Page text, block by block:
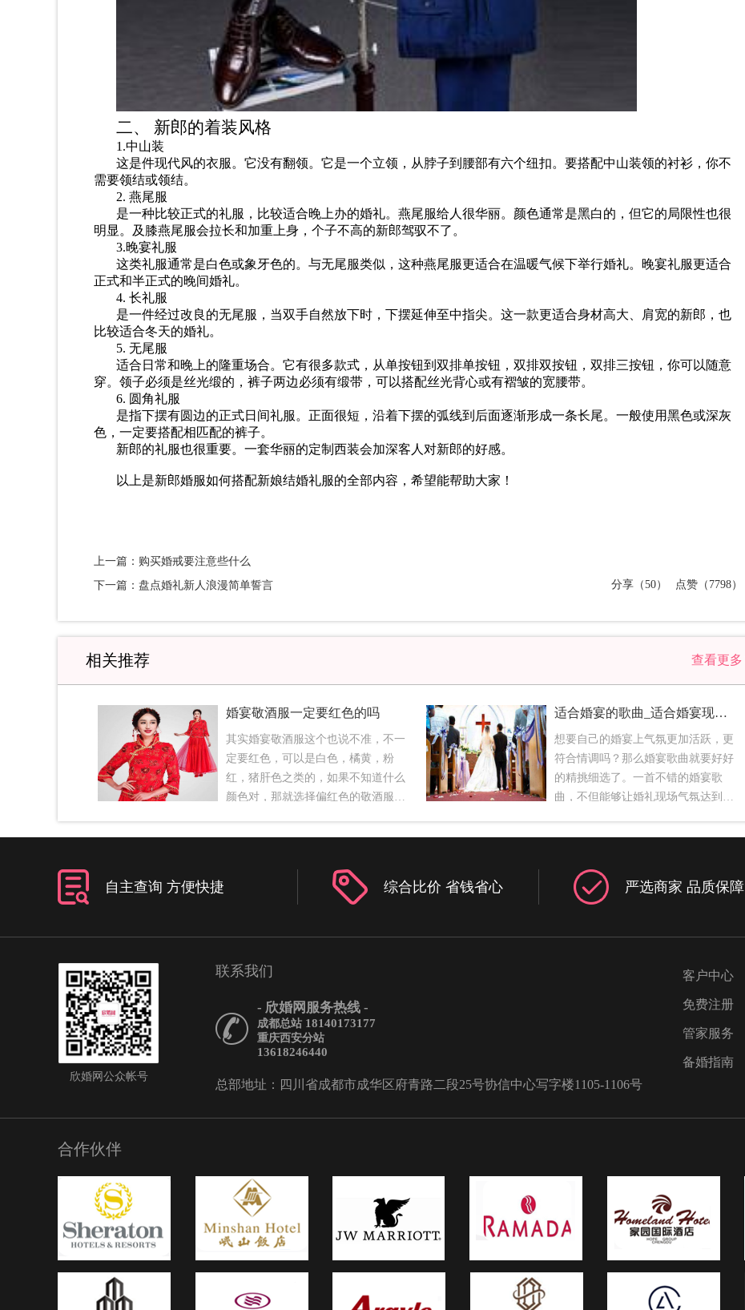
二、 新郎的着装风格
1 .中山装
这是件现代风的衣服。它没有翻领。它是一个立领，从脖子到腰部有六个纽扣。要搭配中山装领的衬衫，你不
需要领结或领结。
2. 燕尾服
是一种比较正式的礼服，比较适合晚上办的婚礼。燕尾服给人 很华丽。颜色通常是黑白的，但它的局限性也很
明显。及膝燕尾服会拉长和加重上身，个子不高的新郎驾驭不了 。
3.晚宴礼服
这类礼服通常是白色或象牙色的。与无尾服类似，这种燕尾服更适合在温暖气候下举行婚礼。晚宴礼服更适合
正式和半正式的晚间婚礼。
4. 长礼服
是一件经过改良的无尾服，当双手自然放下时， 下摆延伸至中指尖。这一款更适合身材高大、肩宽的新郎，也
比较适合冬天的婚礼。
5. 无尾服
适合日常和晚上的隆重场合。它有很多款式 ，从单按钮到双排单按钮，双排双按钮，双排三按钮，你可以随意
穿。领子必须是丝光缎的，裤子两边必须有缎带，可以搭配丝光背心或有褶皱的宽腰带。
6. 圆角礼服
是指下摆有圆边的正式日间礼服。 正面很短，沿着下摆的弧线到后面逐渐形成一条长尾。一般使用黑色或深灰
色，一定要搭配相匹配的裤子。
新郎的礼服也很重要。一套华丽的定制西装会加深客人对新郎的好感。
以上是新郎婚服如何搭配新娘结婚礼服的全部内容，希望能帮助大家！
上一篇：购买婚戒要注意些什么
下一篇：盘点婚礼新人浪漫简单誓言
分享（50） 点赞（7798）
相关推荐 查看更多
婚宴敬酒服一定要红色的吗
其实婚宴敬酒服这个也说不准，不一
定要红色，可以是白色，橘黄，粉
红，猪肝色之类的，如果不知道什么
颜色对，那就选择偏红色的敬酒服就
定不要穿黑色的敬酒服，结婚是喜
新娘礼服——敬酒服敬酒服一定要红
色吗藕色新娘礼服彰显出一种别致的
线与肤色衬托得更加亮丽出色二、清
定要红色吗清新蓝色新娘礼服，这一
抹蓝能将你衬托得更加清纯动人，简
单而又不失华丽的褶皱，将整件礼服
增添了一抹俏皮与活力。三：高贵粉
条勾勒出完美好身材，更好的将礼服
的高贵突显出来，充满垂坠感的裙板
显现出新娘修长的身材。四、璀璨香
槟色新娘礼服——敬酒服敬酒服一定
要红色吗香槟色给人的印象都是高贵
例外，白色印花的图案，俏皮的蝴蝶
适合婚宴的歌曲_适合婚宴现场放的歌曲
想要自己的婚宴上气氛更加活跃，更
符合情调吗？那么婚宴歌曲就要好好
的精挑细选了。一首不错的婚宴歌
曲，不但能够让婚礼现场气氛达到一
今天欣婚网就给你介绍一下婚宴歌曲
婚礼2. 出嫁3. 世界最美的风景4.
Because Of You5. 爱情证书6. 今天你
me3. The Man4. San Francisco5. Can
medallion calls8. 为你钟情9. 特别的人
10. 一家一三、新娘入场环节1. Br
gardens4. 婚礼进行曲5. 婚礼进行曲6.
婚礼进行曲7. 费加罗的婚礼8. Give
天爱你多一些_纯音乐9. 懂你10. 爱的
代价五、新人退场环节1. love will
keep us alive2. 欢乐颂3. 爱你不是两三
天4. 恋爱频率5. Time To Say
First Of May10. 每天爱你多一些_纯音
自主查询 方便快捷 综合比价 省钱省心 严选商家 品质保障
欣婚网公众帐号
联系我们
- 欣婚网服务热线 -
成都总站 18140173177
重庆西安分站
13618246440
总部地址：四川省成都市成华区府青路二段25号协信中心写字楼1105-1106号
客户中心
免费注册
管家服务
备婚指南
合作伙伴